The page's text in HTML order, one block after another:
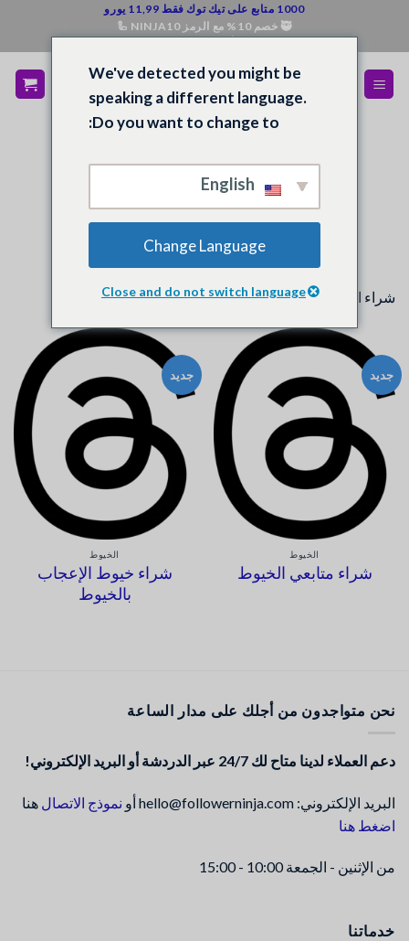
1000 متابع على تيك توك فقط 11,99 يورو
🥷 خصم 10% مع الرمز NINJA10 🦾
تصفية
شراء الإعجابات والمتابعين للموضوعات
جديد
الخيوط
شراء متابعي الخيوط
جديد
الخيوط
شراء خيوط الإعجاب
بالخيوط
نحن متواجدون من أجلك على مدار الساعة
دعم العملاء لدينا متاح لك 24/7 عبر الدردشة أو البريد الإلكتروني!
البريد الإلكتروني: hello@followerninja.com أو نموذج الاتصال هنا
اضغط هنا
من الإثنين - الجمعة 10:00 - 15:00
خدماتنا
We've detected you might be
speaking a different language.
Do you want to change to:
Change Language
Close and do not switch language